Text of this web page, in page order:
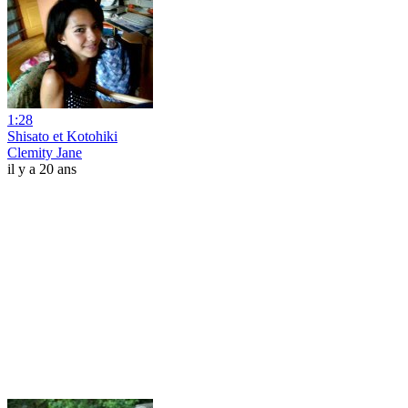
1:28
Shisato et Kotohiki
Clemity Jane
il y a 20 ans